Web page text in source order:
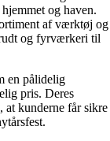
og haven.
af værktøj og
og fyrværkeri til
en pålidelig
pris. Deres
at kunderne får sikre